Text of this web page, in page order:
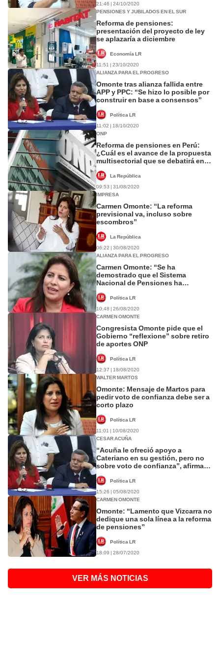
21:46 | 24/10/2020
PENSIONES Y JUBILADOS EN EL SUR
Reforma de pensiones:
presentación del proyecto de ley
se aplazaría a diciembre
Economía LR
11:51 | 23/10/2020
ALIANZA PARA EL PROGRESO
Omonte tras alianza fallida entre
APP y PPC: “Se hizo lo posible por
construir en base a consensos”
Política LR
11:02 | 18/10/2020
ONP
Reforma de pensiones en Perú:
¿Cuál es el avance de la propuesta
multisectorial que se debatirá en el
La República
09:53 | 31/08/2020
IMPRESA
Carmen Omonte: “La reforma
previsional va, incluso sobre
escombros”
La República
06:22 | 30/08/2020
ALIANZA PARA EL PROGRESO
Carmen Omonte: “Se ha
demostrado que el Sistema
Nacional de Pensiones ha
Política LR
10:48 | 26/08/2020
CARMEN OMONTE
Congresista Omonte pide que el
Gobierno “reflexione” sobre retiro
de aportes ONP
Política LR
12:37 | 18/08/2020
WALTER MARTOS
Omonte: Mensaje de Martos para
pedir voto de confianza debe ser a
corto plazo
Política LR
11:01 | 10/08/2020
CESAR ACUÑA
“Acuña le ofreció apoyo a
Cateriano en su gestión, pero no
sobre voto de confianza”, afirma
Política LR
15:26 | 05/08/2020
CARMEN OMONTE
Omonte: “Lamento que Vizcarra no
dedique una sola línea a la reforma
de pensiones”
Política LR
18:09 | 28/07/2020
VER MÁS NOTICIAS